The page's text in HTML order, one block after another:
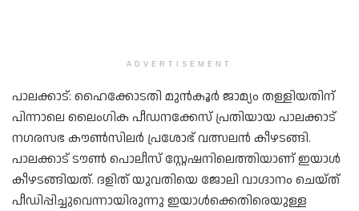
ADVERTISEMENT
പാലക്കാട്: ഹൈക്കോടതി മുൻകൂർ ജാമ്യം തള്ളിയതിന്
പിന്നാലെ ലൈംഗിക പീഡനക്കേസ് പ്രതിയായ പാലക്കാട്
നഗരസഭ കൗൺസിലർ പ്രശോഭ് വത്സലൻ കീഴടങ്ങി.
പാലക്കാട് ടൗൺ പൊലീസ് സ്റ്റേഷനിലെത്തിയാണ് ഇയാൾ
കീഴടങ്ങിയത്. ദളിത് യുവതിയെ ജോലി വാഗ്ദാനം ചെയ്ത്
പീഡിപ്പിച്ചുവെന്നായിരുന്നു ഇയാൾക്കെതിരെയുള്ള